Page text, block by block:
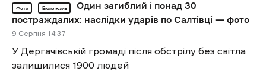
Фото Ексклюзив
Один загиблий і понад 30
постраждалих: наслідки ударів по Салтівці — фото
9 Cерпня 14:37
У Дергачівській громаді після обстрілу без світла
залишилися 1900 людей